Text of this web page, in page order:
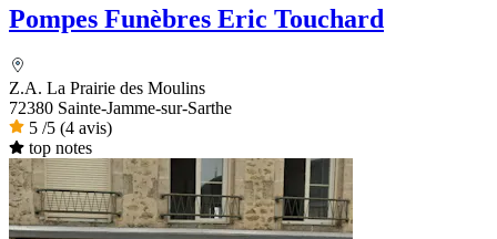
Pompes Funèbres Eric Touchard
Z.A. La Prairie des Moulins
72380 Sainte-Jamme-sur-Sarthe
5 /5 (4 avis)
top notes